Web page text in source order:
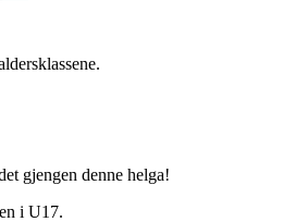
gjengen denne helga!
i U17.